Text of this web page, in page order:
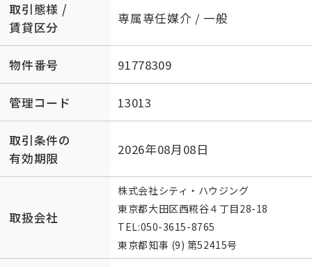
取引態様 /
賃貸区分
専属専任媒介 / 一般
物件番号 91778309
管理コード 13013
取引条件の
有効期限
2026年08月08日
取扱会社
株式会社シティ・ハウジング
東京都大田区西糀谷４丁目28-18
TEL:050-3615-8765
東京都知事 (9) 第52415号